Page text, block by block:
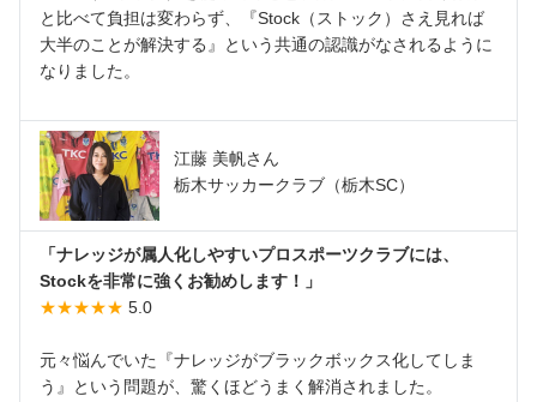
と比べて負担は変わらず、『Stock（ストック）さえ見れば
大半のことが解決する』という共通の認識がなされるように
なりました。
江藤 美帆さん
栃木サッカークラブ（栃木SC）
「ナレッジが属人化しやすいプロスポーツクラブには、
Stockを非常に強くお勧めします！」
★★★★★ 5.0
元々悩んでいた『ナレッジがブラックボックス化してしま
う』という問題が、驚くほどうまく解消されました。